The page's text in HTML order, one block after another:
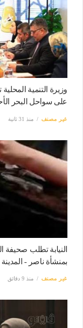
وزيرة التنمية
على سواحل البحر
غير مصنف منذ 31 ثانية
النيابة تطلب صحيفة
بمنشأة ناصر -
غير مصنف منذ 9 دقائق